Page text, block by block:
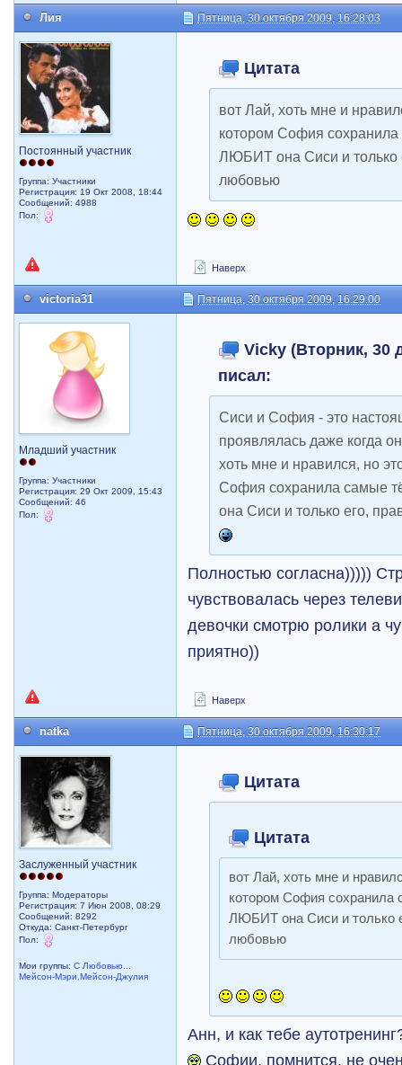
Лия Пятница, 30 октября 2009, 16:28:03
Постоянный участник
Группа: Участники
Регистрация: 19 Окт 2008, 18:44
Сообщений: 4988
Пол:
Цитата
вот Лай, хоть мне и
котором София
ЛЮБИТ она Сиси и только
любовью
Наверх
victoria31 Пятница, 30 октября 2009, 16:29:00
Младший участник
Группа: Участники
Регистрация: 29 Окт 2009, 15:43
Сообщений: 46
Пол:
Vicky (Вторник, 30
писал:
Сиси и София - это
проявлялась даже когда
хоть мне и нравился, но
София сохранила самые
она Сиси и только его,
Полностью согласна)))))
чувствовалась через
девочки смотрю ролики а
приятно))
Наверх
natka Пятница, 30 октября 2009, 16:30:17
Заслуженный участник
Группа: Модераторы
Регистрация: 7 Июн 2008, 08:29
Сообщений: 8292
Откуда: Санкт-Петербург
Пол:
Мои группы:С Любовью...
Мейсон-Мэри,Мейсон-Джулия
Цитата
Цитата
вот Лай, хоть мне и
котором София сохранила
ЛЮБИТ она Сиси и только
любовью
Анн, и как тебе
Софии, помнится, не